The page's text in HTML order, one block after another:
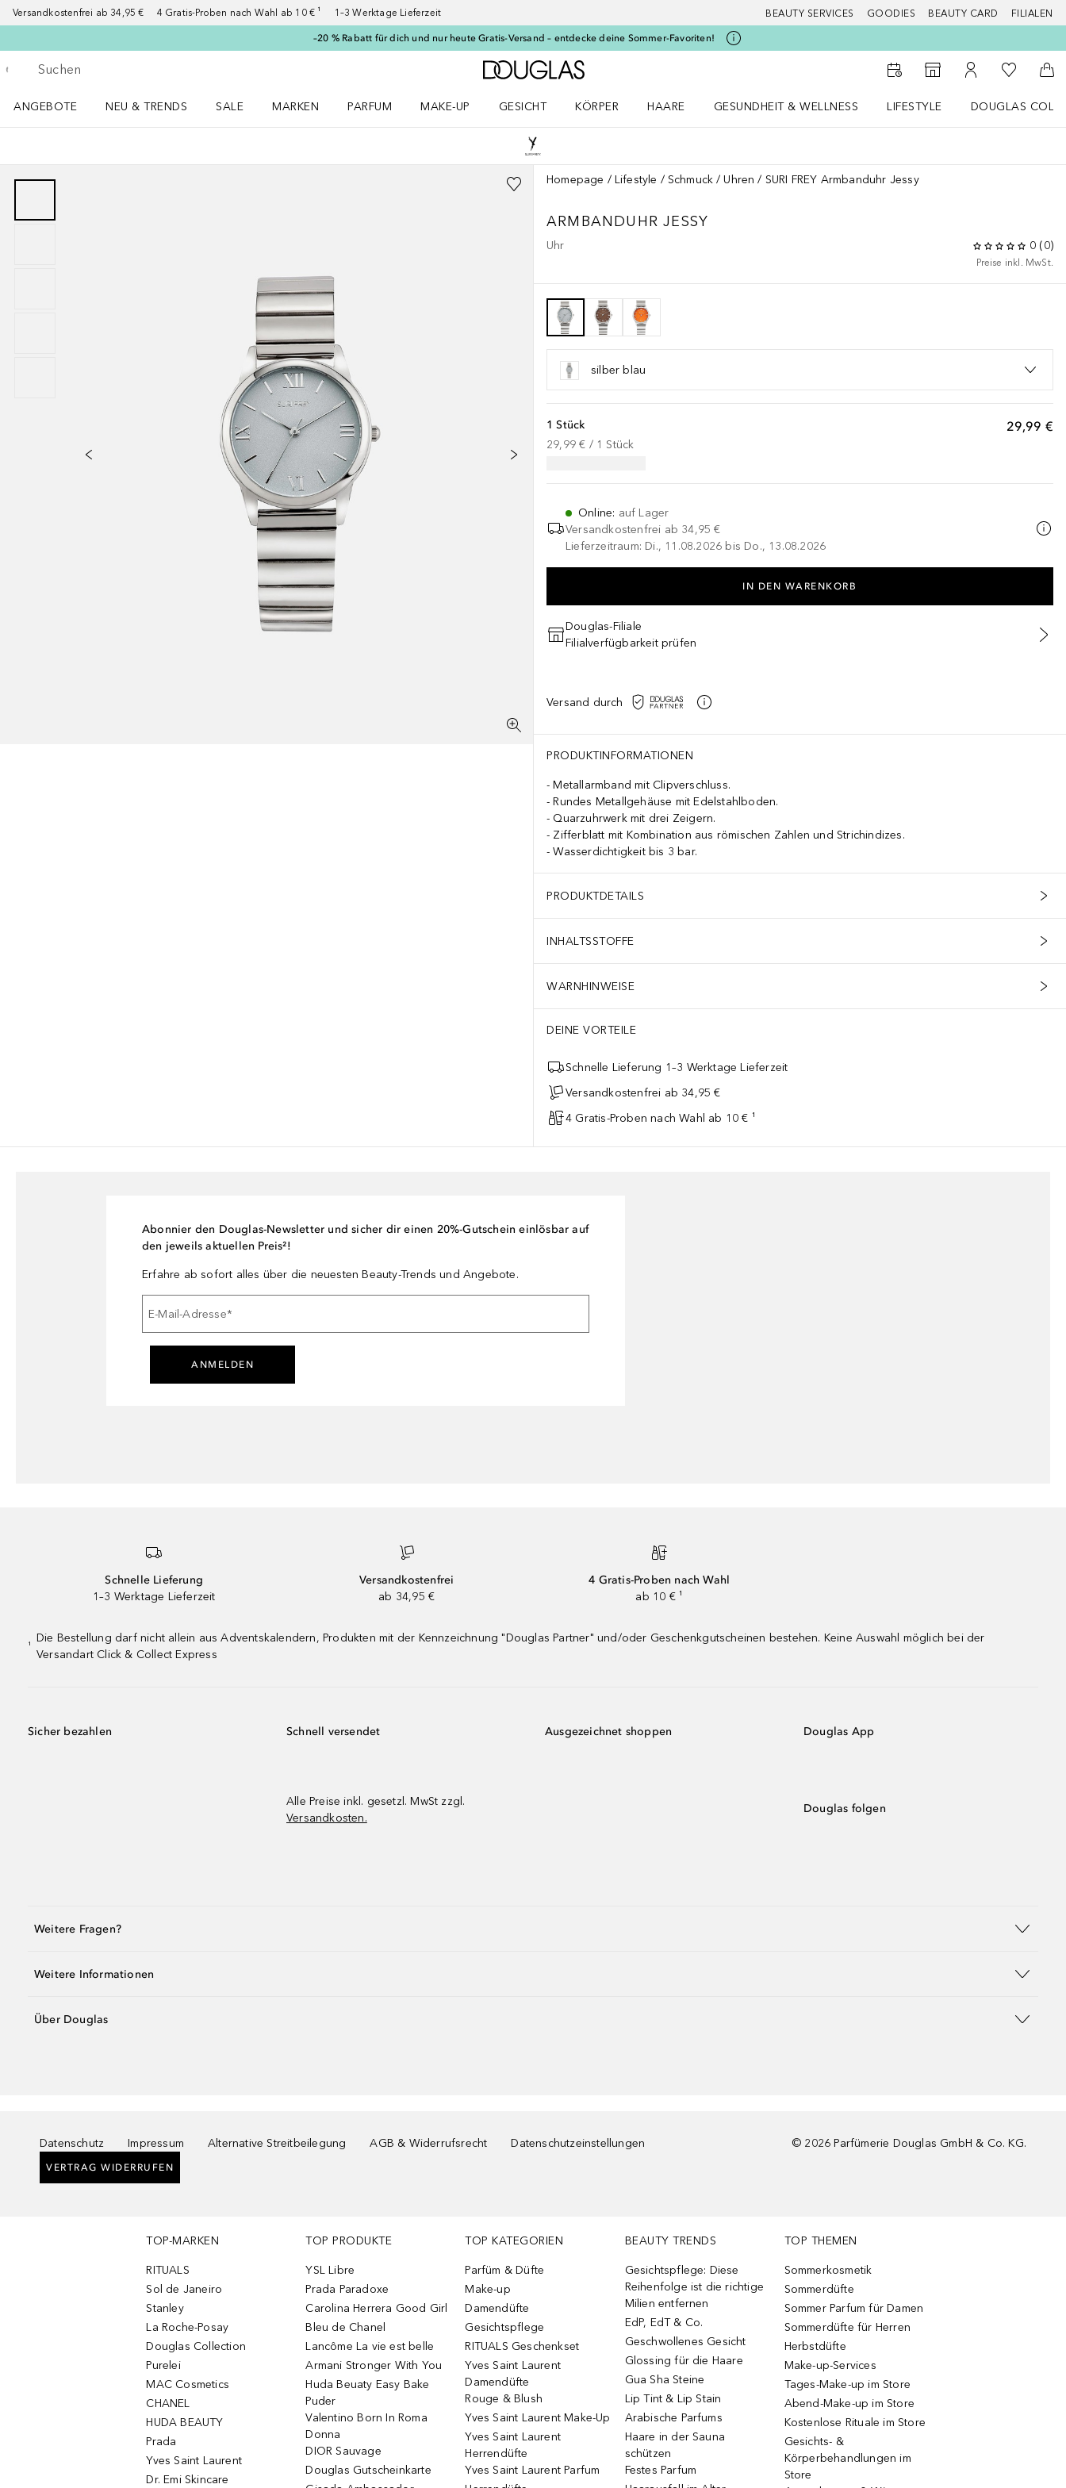
Versandkostenfrei ab 34,95 € 4 Gratis-Proben nach Wahl ab 10 € ¹ 1–3 Werktage Lieferzeit BEAUTY SERVICES GOODIES BEAUTY CARD FILIALEN
–20 % Rabatt für dich und nur heute Gratis-Versand – entdecke deine Sommer-Favoriten!
Gehe zurück
Suche ausführen
Zur Douglas Startseite
Zum Storefinder
Zu Meinem
Zu Meiner
ANGEBOTE
NEU & TRENDS
SALE
MARKEN
PARFUM
MAKE-UP
GESICHT
KÖRPER
HAARE
GESUNDHEIT & WELLNESS
LIFESTYLE
DOUGLAS
Homepage Lifestyle Schmuck Uhren SURI FREY Armbanduhr Jessy
ARMBANDUHR JESSY
Uhr 0 (0)
Preise inkl. MwSt.
silber blau
29,99 €
1 Stück
29,99 € / 1 Stück
Online: auf Lager
Versandkostenfrei ab 34,95 €
Lieferzeitraum: Di., 11.08.2026 bis Do., 13.08.2026
IN DEN WARENKORB
Douglas-Filiale
Filialverfügbarkeit prüfen
Versand durch
PRODUKTINFORMATIONEN
Metallarmband mit Clipverschluss.
Rundes Metallgehäuse mit Edelstahlboden.
Quarzuhrwerk mit drei Zeigern.
Zifferblatt mit Kombination aus römischen Zahlen und Strichindizes.
Wasserdichtigkeit bis 3 bar.
PRODUKTDETAILS
INHALTSSTOFFE
WARNHINWEISE
DEINE VORTEILE
Schnelle Lieferung 1–3 Werktage Lieferzeit
Versandkostenfrei ab 34,95 €
4 Gratis-Proben nach Wahl ab 10 € ¹
Abonnier den Douglas-Newsletter und sicher dir einen 20%-Gutschein einlösbar auf
den jeweils aktuellen Preis²!
Erfahre ab sofort alles über die neuesten Beauty-Trends und Angebote.
E-Mail-Adresse*
ANMELDEN
Schnelle Lieferung
1–3 Werktage Lieferzeit
Versandkostenfrei
ab 34,95 €
4 Gratis-Proben nach Wahl
ab 10 € ¹
¹
Die Bestellung darf nicht allein aus Adventskalendern, Produkten mit der Kennzeichnung "Douglas Partner" und/oder Geschenkgutscheinen bestehen. Keine Auswahl möglich bei der
Versandart Click & Collect Express
Sicher bezahlen Schnell versendet
Alle Preise inkl. gesetzl. MwSt zzgl.
Versandkosten.
Ausgezeichnet shoppen Douglas App
Douglas folgen
Weitere Fragen?
Weitere Informationen
Über Douglas
Datenschutz Impressum Alternative Streitbeilegung AGB & Widerrufsrecht Datenschutzeinstellungen
VERTRAG WIDERRUFEN
© 2026 Parfümerie Douglas GmbH & Co. KG.
TOP-MARKEN
RITUALS
Sol de Janeiro
Stanley
La Roche-Posay
Douglas Collection
Purelei
MAC Cosmetics
CHANEL
HUDA BEAUTY
Prada
Yves Saint Laurent
Dr. Emi Skincare
TOP PRODUKTE
YSL Libre
Prada Paradoxe
Carolina Herrera Good Girl
Bleu de Chanel
Lancôme La vie est belle
Armani Stronger With You
Huda Beuaty Easy Bake
Puder
Valentino Born In Roma
Donna
DIOR Sauvage
Douglas Gutscheinkarte
TOP KATEGORIEN
Parfüm & Düfte
Make-up
Damendüfte
Gesichtspflege
RITUALS Geschenkset
Yves Saint Laurent
Damendüfte
Rouge & Blush
Yves Saint Laurent Make-Up
Yves Saint Laurent
Herrendüfte
Yves Saint Laurent Parfum
BEAUTY TRENDS
Gesichtspflege: Diese
Reihenfolge ist die richtige
Milien entfernen
EdP, EdT & Co.
Geschwollenes Gesicht
Glossing für die Haare
Gua Sha Steine
Lip Tint & Lip Stain
Arabische Parfums
Haare in der Sauna
schützen
Festes Parfum
TOP THEMEN
Sommerkosmetik
Sommerdüfte
Sommer Parfum für Damen
Sommerdüfte für Herren
Herbstdüfte
Make-up-Services
Tages-Make-up im Store
Abend-Make-up im Store
Kostenlose Rituale im Store
Gesichts- &
Körperbehandlungen im
Store